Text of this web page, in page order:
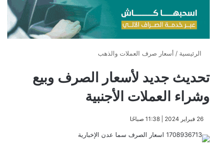
الرئيسية / أسعار صرف العملات والذهب
تحديث جديد لأسعار الصرف وبيع
وشراء العملات الأجنبية
​26 فبراير 2024 | 11:38 صباحًا